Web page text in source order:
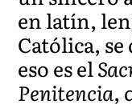
en latín,
Católica,
eso es el
Penitencia,